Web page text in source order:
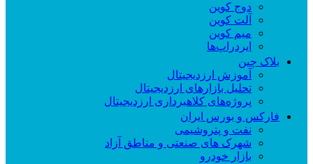
دوج کوین
آلت کوین
میم کوین‌
ایردراپ‌ها
بلاک چین
آموزش ارزدیجیتال
تحلیل بازارهای ارزدیجیتال
پروژه‌های کلاهبرداری ارزدیجیتال
فارکس و بورس ایران
نفت و پتروشیمی
شهرک های صنعتی و مناطق آزاد
بازار خودرو